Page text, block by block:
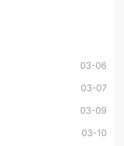
03-06
03-07
03-09
03-10